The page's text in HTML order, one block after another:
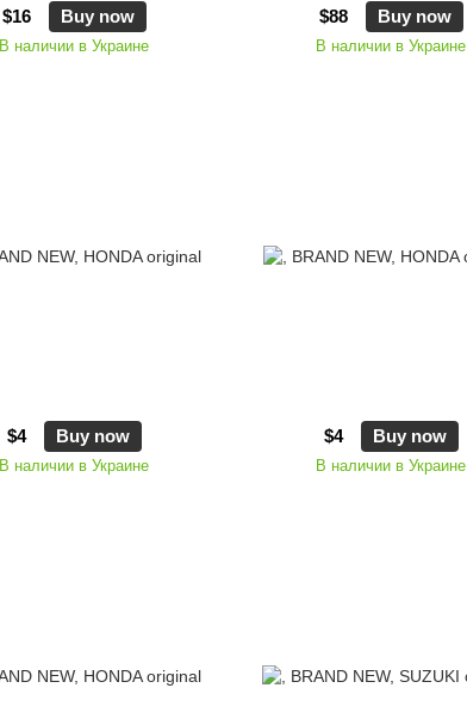
$16 Buy now
В наличии в Украине
$88 Buy now
В наличии в Украине
$4 Buy now
В наличии в Украине
$4 Buy now
В наличии в Украине